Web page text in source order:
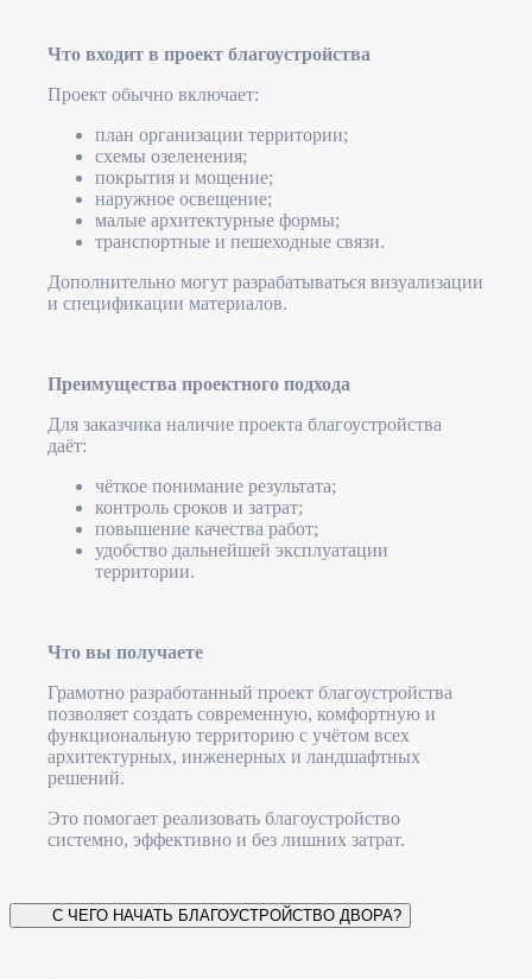
Что входит в проект благоустройства
Проект обычно включает:
план организации территории;
схемы озеленения;
покрытия и мощение;
наружное освещение;
малые архитектурные формы;
транспортные и пешеходные связи.
Дополнительно могут разрабатываться визуализации
и спецификации материалов.
Преимущества проектного подхода
Для заказчика наличие проекта благоустройства
даёт:
чёткое понимание результата;
контроль сроков и затрат;
повышение качества работ;
удобство дальнейшей эксплуатации
территории.
Что вы получаете
Грамотно разработанный проект благоустройства
позволяет создать современную, комфортную и
функциональную территорию с учётом всех
архитектурных, инженерных и ландшафтных
решений.
Это помогает реализовать благоустройство
системно, эффективно и без лишних затрат.
С ЧЕГО НАЧАТЬ БЛАГОУСТРОЙСТВО ДВОРА?